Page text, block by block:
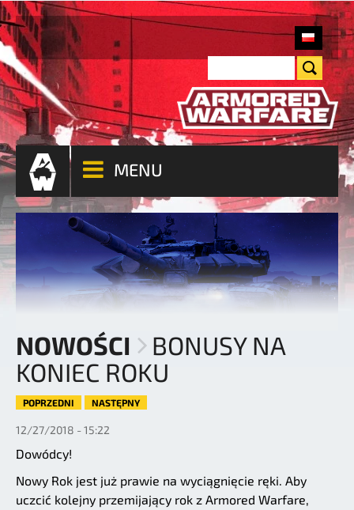
MENU
NOWOŚCI
BONUSY NA
KONIEC ROKU
POPRZEDNI NASTĘPNY
12/27/2018 - 15:22
Dowódcy!
Nowy Rok jest już prawie na wyciągnięcie ręki. Aby
uczcić kolejny przemijający rok z Armored Warfare,